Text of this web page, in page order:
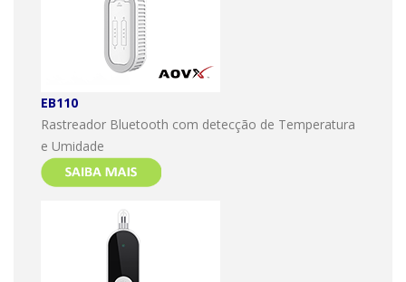
EB110
Rastreador Bluetooth com detecção de Temperatura
e Umidade